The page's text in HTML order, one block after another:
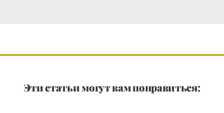
Эти статьи могут вам понравиться: